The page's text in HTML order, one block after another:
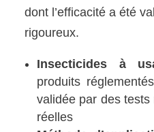
dont l’efficacité a été
rigoureux.
Insecticides à
produits
validée par des
réelles